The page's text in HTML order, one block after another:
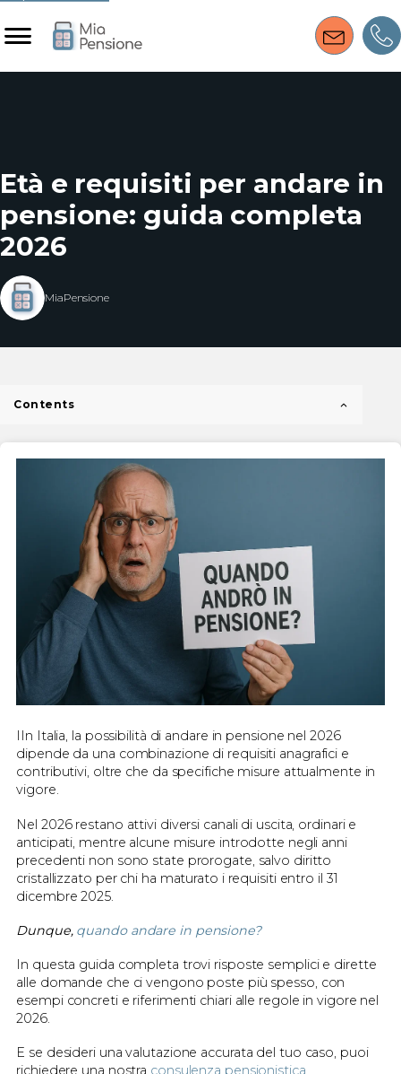
Età e requisiti per andare in
pensione: guida completa
2026
MiaPensione
Contents
IIn Italia, la possibilità di andare in pensione nel 2026
dipende da una combinazione di requisiti anagrafici e
contributivi, oltre che da specifiche misure attualmente in
vigore.
Nel 2026 restano attivi diversi canali di uscita, ordinari e
anticipati, mentre alcune misure introdotte negli anni
precedenti non sono state prorogate, salvo diritto
cristallizzato per chi ha maturato i requisiti entro il 31
dicembre 2025.
Dunque, quando andare in pensione?
In questa guida completa trovi risposte semplici e dirette
alle domande che ci vengono poste più spesso, con
esempi concreti e riferimenti chiari alle regole in vigore nel
2026.
E se desideri una valutazione accurata del tuo caso, puoi